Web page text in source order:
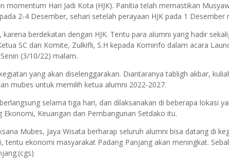
momentum Hari Jadi Kota (HJK). Panitia telah memastikan
2-4 Desember, sehari setelah perayaan HJK pada 1 Desember
berdekatan dengan HJK. Tentu para alumni yang hadir
SC dan Komite, Zulkifli, S.H kepada Kominfo dalam acara
(3/10/22) malam.
yang akan diselenggarakan. Diantaranya tabligh akbar,
mubes untuk memilih ketua alumni 2022-2027.
selama tiga hari, dan dilaksanakan di beberapa lokasi
Keuangan dan Pembangunan Setdako itu.
Mubes, Jaya Wisata berharap seluruh alumni bisa datang di
tentu ekonomi masyarakat Padang Panjang akan meningkat.